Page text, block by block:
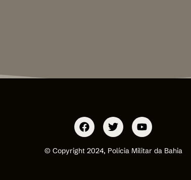
© Copyright 2024, Polícia Militar da Bahia